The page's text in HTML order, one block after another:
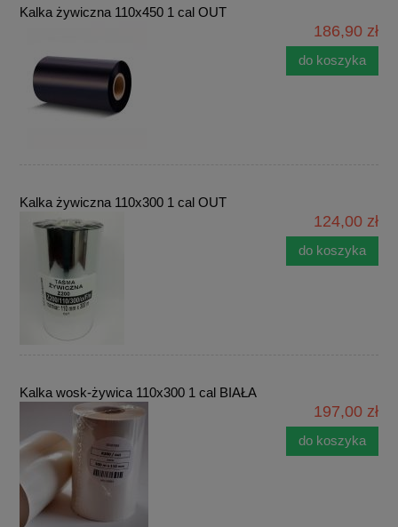
Kalka żywiczna 110x450 1 cal OUT
186,90 zł
do koszyka
Kalka żywiczna 110x300 1 cal OUT
124,00 zł
do koszyka
Kalka wosk-żywica 110x300 1 cal BIAŁA
197,00 zł
do koszyka